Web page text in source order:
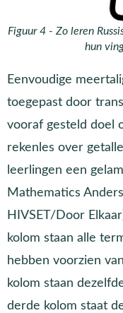
Figuur 4 - Zo leren
hun
Eenvoudige
toegepast door
vooraf gesteld doel
rekenles over
leerlingen een
Mathematics
HIVSET/Door
kolom staan alle
hebben voorzien
kolom staan
derde kolom staat